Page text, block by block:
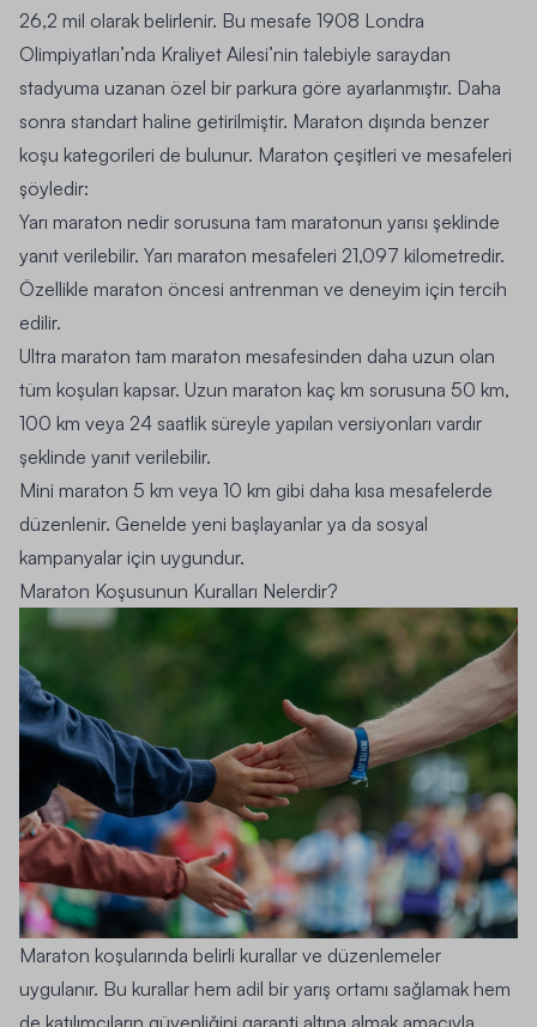
26,2 mil olarak belirlenir. Bu mesafe 1908 Londra
Olimpiyatları’nda Kraliyet Ailesi’nin talebiyle saraydan
stadyuma uzanan özel bir parkura göre ayarlanmıştır. Daha
sonra standart haline getirilmiştir. Maraton dışında benzer
koşu kategorileri de bulunur. Maraton çeşitleri ve mesafeleri
şöyledir:
Yarı maraton nedir sorusuna tam maratonun yarısı şeklinde
yanıt verilebilir. Yarı maraton mesafeleri 21,097 kilometredir.
Özellikle maraton öncesi antrenman ve deneyim için tercih
edilir.
Ultra maraton tam maraton mesafesinden daha uzun olan
tüm koşuları kapsar. Uzun maraton kaç km sorusuna 50 km,
100 km veya 24 saatlik süreyle yapılan versiyonları vardır
şeklinde yanıt verilebilir.
Mini maraton 5 km veya 10 km gibi daha kısa mesafelerde
düzenlenir. Genelde yeni başlayanlar ya da sosyal
kampanyalar için uygundur.
Maraton Koşusunun Kuralları Nelerdir?
Maraton koşularında belirli kurallar ve düzenlemeler
uygulanır. Bu kurallar hem adil bir yarış ortamı sağlamak hem